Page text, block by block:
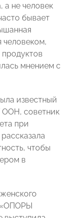
а не человек
бывает
человеком,
мнением с
известный
ООН, советник
при
чтобы
в
«ОПОРЫ